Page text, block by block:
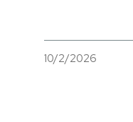
10/2/2026